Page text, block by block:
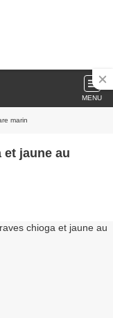
MENU
marin
jaune au